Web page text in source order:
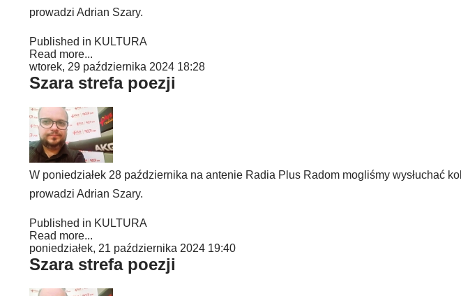
prowadzi Adrian Szary.
Published in KULTURA
Read more...
wtorek, 29 października 2024 18:28
Szara strefa poezji
W poniedziałek 28 października na antenie Radia Plus Radom mogliśmy wysłuchać
prowadzi Adrian Szary.
Published in KULTURA
Read more...
poniedziałek, 21 października 2024 19:40
Szara strefa poezji